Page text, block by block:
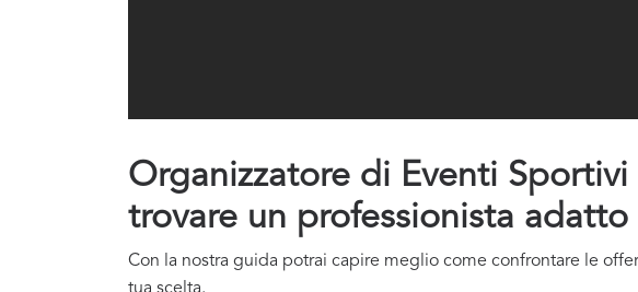
Organizzatore di Eventi
trovare un professionista
Con la nostra guida potrai capire meglio come confrontare le
tua scelta.